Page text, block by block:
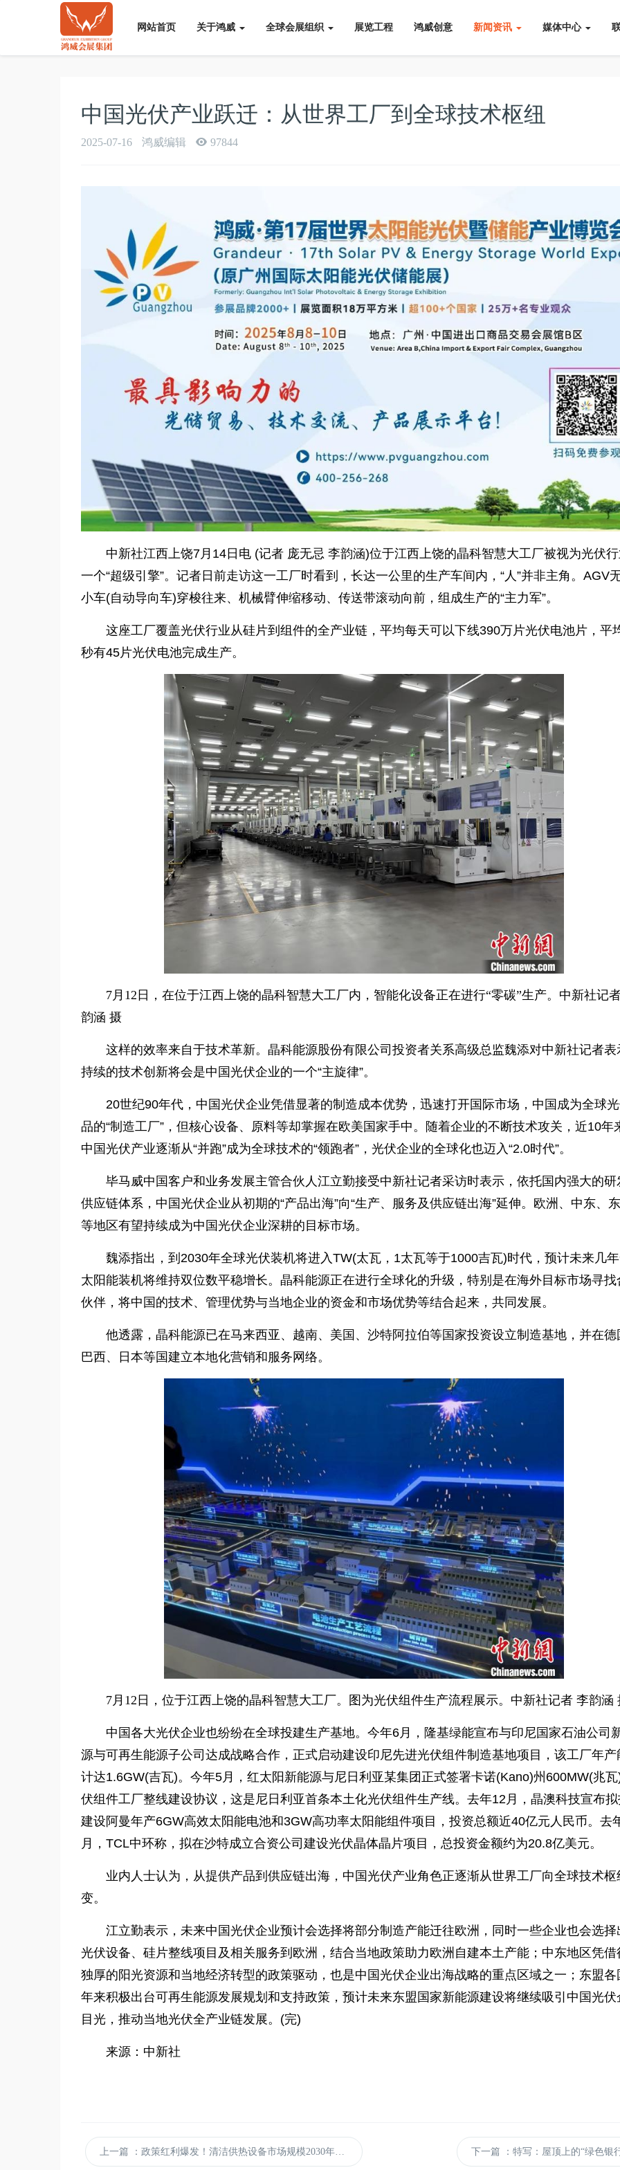
网站首页 关于鸿威 全球会展组织 展览工程 鸿威创意 新闻资讯 媒体中心
中国光伏产业跃迁：从世界工厂到全球技术枢纽
2025-07-16 鸿威编辑 97844
中新社江西上饶7月14日电 (记者 庞无忌 李韵涵)位于江西上饶的晶科智慧大工厂被视为光伏
一个“超级引擎”。记者日前走访这一工厂时看到，长达一公里的生产车间内，“人”并非主角。AGV
小车(自动导向车)穿梭往来、机械臂伸缩移动、传送带滚动向前，组成生产的“主力军”。
这座工厂覆盖光伏行业从硅片到组件的全产业链，平均每天可以下线390万片光伏电池片，平
秒有45片光伏电池完成生产。
7月12日，在位于江西上饶的晶科智慧大工厂内，智能化设备正在进行“零碳”生产。中新社记
韵涵 摄
这样的效率来自于技术革新。晶科能源股份有限公司投资者关系高级总监魏添对中新社记者表
持续的技术创新将会是中国光伏企业的一个“主旋律”。
20世纪90年代，中国光伏企业凭借显著的制造成本优势，迅速打开国际市场，中国成为全球
品的“制造工厂”，但核心设备、原料等却掌握在欧美国家手中。随着企业的不断技术攻关，近10年
中国光伏产业逐渐从“并跑”成为全球技术的“领跑者”，光伏企业的全球化也迈入“2.0时代”。
毕马威中国客户和业务发展主管合伙人江立勤接受中新社记者采访时表示，依托国内强大的研
供应链体系，中国光伏企业从初期的“产品出海”向“生产、服务及供应链出海”延伸。欧洲、中东、
等地区有望持续成为中国光伏企业深耕的目标市场。
魏添指出，到2030年全球光伏装机将进入TW(太瓦，1太瓦等于1000吉瓦)时代，预计未来几
太阳能装机将维持双位数平稳增长。晶科能源正在进行全球化的升级，特别是在海外目标市场寻找
伙伴，将中国的技术、管理优势与当地企业的资金和市场优势等结合起来，共同发展。
他透露，晶科能源已在马来西亚、越南、美国、沙特阿拉伯等国家投资设立制造基地，并在德
巴西、日本等国建立本地化营销和服务网络。
7月12日，位于江西上饶的晶科智慧大工厂。图为光伏组件生产流程展示。中新社记者 李韵涵
中国各大光伏企业也纷纷在全球投建生产基地。今年6月，隆基绿能宣布与印尼国家石油公司
源与可再生能源子公司达成战略合作，正式启动建设印尼先进光伏组件制造基地项目，该工厂年产
计达1.6GW(吉瓦)。今年5月，红太阳新能源与尼日利亚某集团正式签署卡诺(Kano)州600MW(兆
伏组件工厂整线建设协议，这是尼日利亚首条本土化光伏组件生产线。去年12月，晶澳科技宣布
建设阿曼年产6GW高效太阳能电池和3GW高功率太阳能组件项目，投资总额近40亿元人民币。去
月，TCL中环称，拟在沙特成立合资公司建设光伏晶体晶片项目，总投资金额约为20.8亿美元。
业内人士认为，从提供产品到供应链出海，中国光伏产业角色正逐渐从世界工厂向全球技术枢
变。
江立勤表示，未来中国光伏企业预计会选择将部分制造产能迁往欧洲，同时一些企业也会选择
光伏设备、硅片整线项目及相关服务到欧洲，结合当地政策助力欧洲自建本土产能；中东地区凭借
独厚的阳光资源和当地经济转型的政策驱动，也是中国光伏企业出海战略的重点区域之一；东盟各
年来积极出台可再生能源发展规划和支持政策，预计未来东盟国家新能源建设将继续吸引中国光伏
目光，推动当地光伏全产业链发展。(完)
来源：中新社
上一篇 ：政策红利爆发！清洁供热设备市场规模2030年冲10万亿 下一篇 ：特写：屋顶上的“绿色银